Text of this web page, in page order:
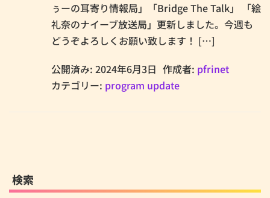
ぅーの耳寄り情報局」「Bridge The Talk」 「絵
礼奈のナイーブ放送局」更新しました。今週も
どうぞよろしくお願い致します！ […]
公開済み: 2024年6月3日 作成者: pfrinet
カテゴリー: program update
検索